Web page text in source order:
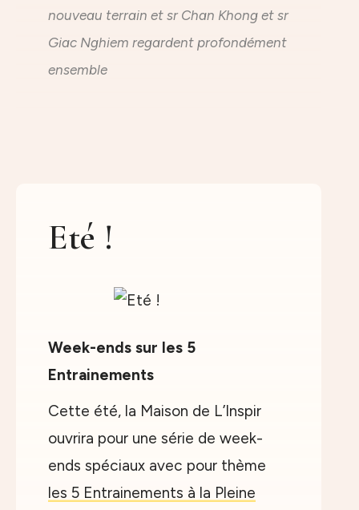
nouveau terrain et sr Chan Khong et sr
Giac Nghiem regardent profondément
ensemble
Eté !
Week-ends sur les 5
Entrainements
Cette été, la Maison de L’Inspir
ouvrira pour une série de week-
ends spéciaux avec pour thème
les 5 Entrainements à la Pleine